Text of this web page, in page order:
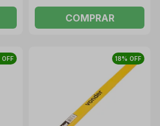
COMPRAR
OFF 18% OFF